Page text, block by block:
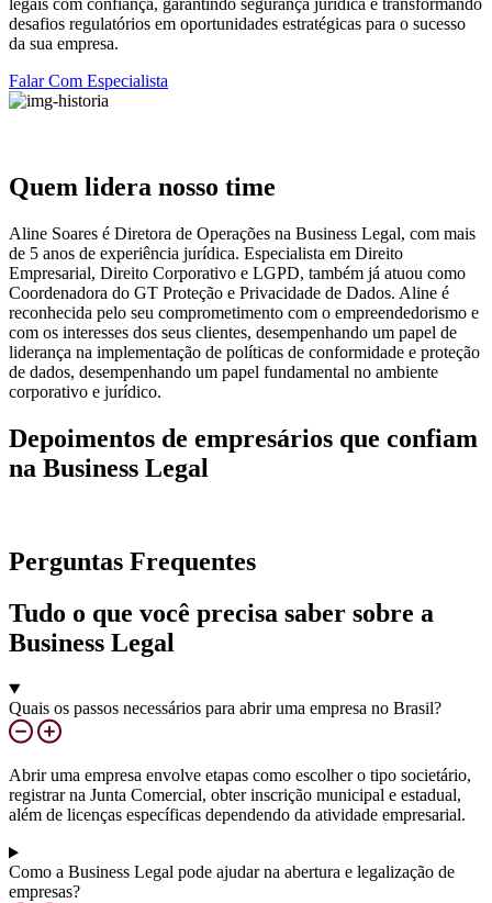
legais com confiança, garantindo segurança jurídica e transformando
desafios regulatórios em oportunidades estratégicas para o sucesso
da sua empresa.
Falar Com Especialista
Quem lidera nosso time
Aline Soares é Diretora de Operações na Business Legal, com mais
de 5 anos de experiência jurídica. Especialista em Direito
Empresarial, Direito Corporativo e LGPD, também já atuou como
Coordenadora do GT Proteção e Privacidade de Dados. Aline é
reconhecida pelo seu comprometimento com o empreendedorismo e
com os interesses dos seus clientes, desempenhando um papel de
liderança na implementação de políticas de conformidade e proteção
de dados, desempenhando um papel fundamental no ambiente
corporativo e jurídico.
Depoimentos de empresários que confiam
na Business Legal
Perguntas Frequentes
Tudo o que você precisa saber sobre a
Business Legal
Quais os passos necessários para abrir uma empresa no Brasil?
Abrir uma empresa envolve etapas como escolher o tipo societário,
registrar na Junta Comercial, obter inscrição municipal e estadual,
além de licenças específicas dependendo da atividade empresarial.
Como a Business Legal pode ajudar na abertura e legalização de
empresas?